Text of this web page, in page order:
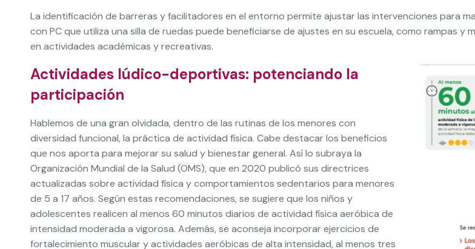
La identificación de barreras y facilitadores en el entorno permite ajustar las intervenciones para
con PC que utiliza una silla de ruedas puede beneficiarse de ajustes en su escuela, como rampas
en actividades académicas y recreativas.
Actividades lúdico-deportivas: potenciando la
participación
Hablemos de una gran olvidada, dentro de las rutinas de los menores con
diversidad funcional, la práctica de actividad física. Cabe destacar los beneficios
que nos aporta para mejorar su salud y bienestar general. Así lo subraya la
Organización Mundial de la Salud (OMS), que en 2020 publicó sus directrices
actualizadas sobre actividad física y comportamientos sedentarios para menores
de 5 a 17 años. Según estas recomendaciones, se sugiere que los niños y
adolescentes realicen al menos 60 minutos diarios de actividad física aeróbica de
intensidad moderada a vigorosa. Además, se aconseja incorporar ejercicios de
fortalecimiento muscular y actividades aeróbicas de alta intensidad, al menos tres